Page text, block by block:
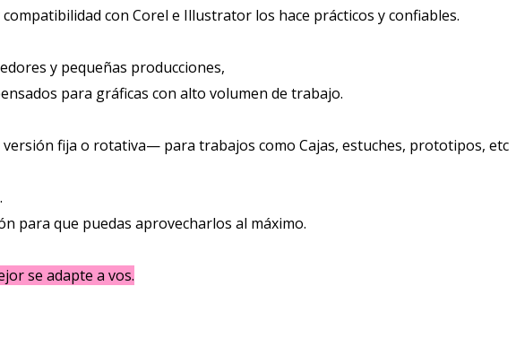
con Corel e Illustrator los hace prácticos y confiables.
y pequeñas producciones,
para gráficas con alto volumen de trabajo.
fija o rotativa— para trabajos como Cajas, estuches, prototipos, etc
para que puedas aprovecharlos al máximo.
se adapte a vos.